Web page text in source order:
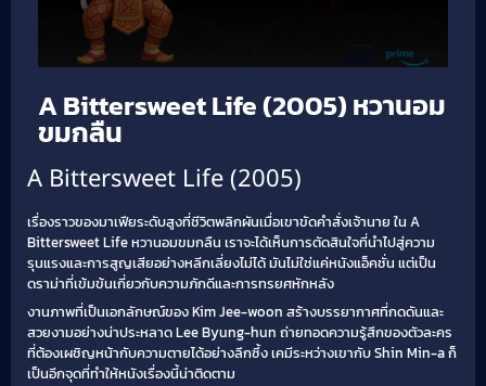
A Bittersweet Life (2005) หวานอม
ขมกลืน
A Bittersweet Life (2005)
เรื่องราวของมาเฟียระดับสูงที่ชีวิตพลิกผันเมื่อเขาขัดคำสั่งเจ้านาย ใน A
Bittersweet Life หวานอมขมกลืน เราจะได้เห็นการตัดสินใจที่นำไปสู่ความ
รุนแรงและการสูญเสียอย่างหลีกเลี่ยงไม่ได้ มันไม่ใช่แค่หนังแอ็คชั่น แต่เป็น
ดราม่าที่เข้มข้นเกี่ยวกับความภักดีและการทรยศหักหลัง
งานภาพที่เป็นเอกลักษณ์ของ Kim Jee-woon สร้างบรรยากาศที่กดดันและ
สวยงามอย่างน่าประหลาด Lee Byung-hun ถ่ายทอดความรู้สึกของตัวละคร
ที่ต้องเผชิญหน้ากับความตายได้อย่างลึกซึ้ง เคมีระหว่างเขากับ Shin Min-a ก็
เป็นอีกจุดที่ทำให้หนังเรื่องนี้น่าติดตาม